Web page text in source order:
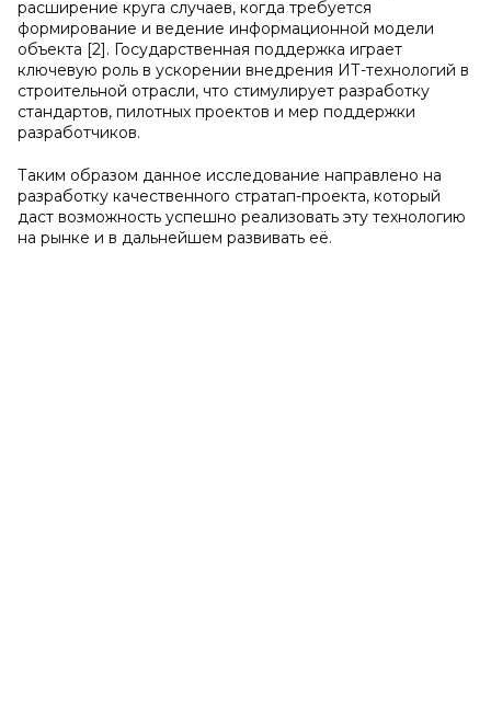
расширение круга случаев, когда требуется
формирование и ведение информационной модели
объекта [2]. Государственная поддержка играет
ключевую роль в ускорении внедрения ИТ-технологий в
строительной отрасли, что стимулирует разработку
стандартов, пилотных проектов и мер поддержки
разработчиков.
Таким образом данное исследование направлено на
разработку качественного стратап-проекта, который
даст возможность успешно реализовать эту технологию
на рынке и в дальнейшем развивать её.